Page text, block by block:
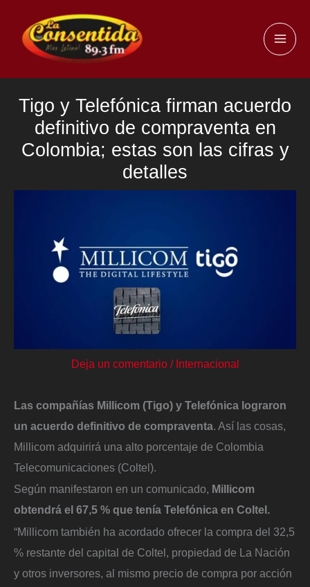
contenido
Tigo y Telefónica firman acuerdo
definitivo de compraventa en
Colombia; estas son las cifras y
detalles
Deja un comentario / Internacional
Las compañías Millicom (Tigo) y Telefónica lograron
un acuerdo definitivo de compraventa. Así las cosas,
Millicom adquirirá una alto porcentaje de Colombia
Telecomunicaciones (Coltel).
Según manifestaron en un comunicado, Millicom
obtendrá el 67,5 % que tenía Telefónica en Coltel.
“Millicom también ha acordado ofrecer la compra del 32,5
% restante del capital de Coltel, propiedad de La Nación
y otros inversores, al mismo precio de compra por acción